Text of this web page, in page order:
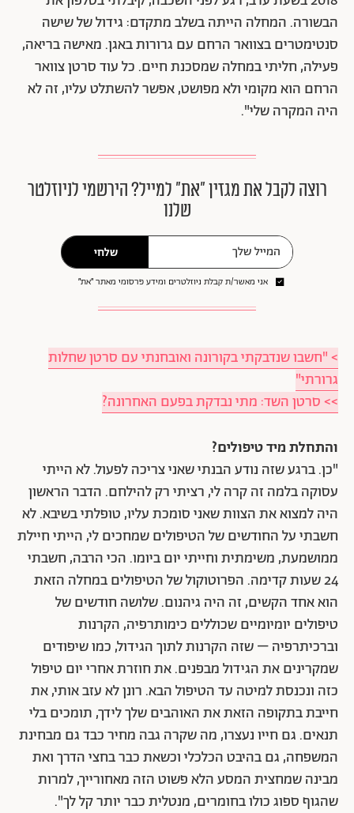
הבשורה. המחלה הייתה בשלב מתקדם: גידול של שישה
סנטימטרים בצוואר הרחם עם גרורות באגן. מאישה בריאה,
פעילה, חליתי במחלה שמסכנת חיים. כל עוד סרטן צוואר
הרחם הוא מקומי ולא מפושט, אפשר להשתלט עליו, זה לא
היה המקרה שלי".
רוצה לקבל את מגזין ״את״ למייל? הירשמי לניוזלטר
שלנו
שלחי
אני מאשר/ת קבלת ניוזלטרים ומידע פרסומי מאתר ״את״
> "חשבו שנדבקתי בקורונה ואובחנתי עם סרטן שחלות
גרורתי"
>> סרטן השד: מתי נבדקת בפעם האחרונה?
והתחלת מיד טיפולים?
"כן. ברגע שזה נודע הבנתי שאני צריכה לפעול. לא הייתי
עסוקה בלמה זה קרה לי, רציתי רק להילחם. הדבר הראשון
היה למצוא את הצוות שאני סומכת עליו, טופלתי בשיבא. לא
חשבתי על החודשים של הטיפולים שמחכים לי, הייתי חיילת
ממושמעת, משימתית וחייתי יום ביומו. הכי הרבה, חשבתי
24 שעות קדימה. הפרוטוקול של הטיפולים במחלה הזאת
הוא אחד הקשים, זה היה גיהנום. שלושה חודשים של
טיפולים יומיומיים שכוללים כימותרפיה, הקרנות
וברכיתרפיה – שזה הקרנות לתוך הגידול, כמו שיפודים
שמקרינים את הגידול מבפנים. את חוזרת אחרי יום טיפול
כזה ונכנסת למיטה עד הטיפול הבא. רונן לא עזב אותי, את
חייבת בתקופה הזאת את האוהבים שלך לידך, תומכים בלי
תנאים. גם חייו נעצרו, מה שקרה גבה מחיר כבד גם מבחינת
המשפחה, גם בהיבט הכלכלי וכשאת כבר בחצי הדרך ואת
מבינה שמחצית המסע הלא פשוט הזה מאחורייך, למרות
שהגוף ספוג כולו בחומרים, מנטלית כבר יותר קל לך".